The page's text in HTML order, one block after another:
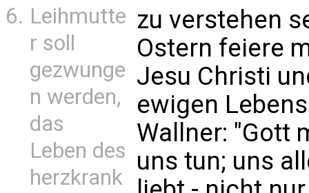
Leihmutte
r soll
gezwunge
n werden,
das
Leben des
herzkrank
zu verstehen
Ostern feiere
Jesu Christi
ewigen
Wallner: "Gott
uns tun; uns